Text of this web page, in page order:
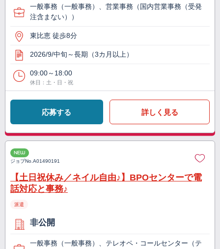
一般事務（一般事務）、営業事務（国内営業事務（受発
注含まない））
東比恵 徒歩8分
2026/9/中旬～長期（3カ月以上）
09:00～18:00
休日：土・日・祝
応募する 詳しく見る
NEW
ジョブNo.A01490191
【土日祝休み／ネイル自由♪】BPOセンターで電
話対応と事務♪
派遣
非公開
一般事務（一般事務）、テレオペ・コールセンター（テ